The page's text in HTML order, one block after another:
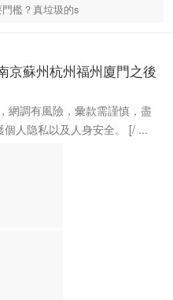
檻？真垃圾的s
京蘇州杭州福州廈門之後
網調有風險，彙款需謹慎，盡
人隐私以及人身安全。 [/ ...